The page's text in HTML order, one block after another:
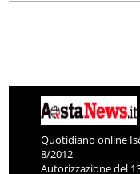
Quotidiano online
8/2012
Autorizzazione del